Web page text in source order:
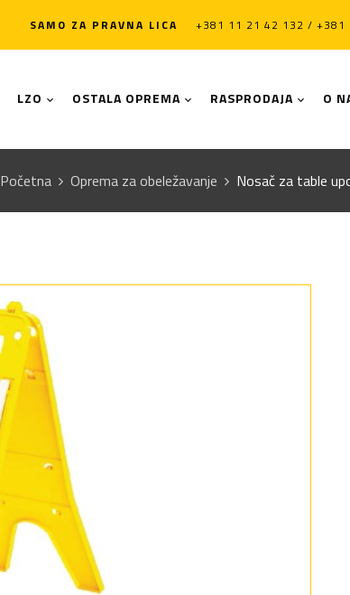
SAMO ZA PRAVNA LICA +381 11 21 42 132 / +381
LZO OSTALA OPREMA RASPRODAJA O
Početna Oprema za obeležavanje Nosač za table